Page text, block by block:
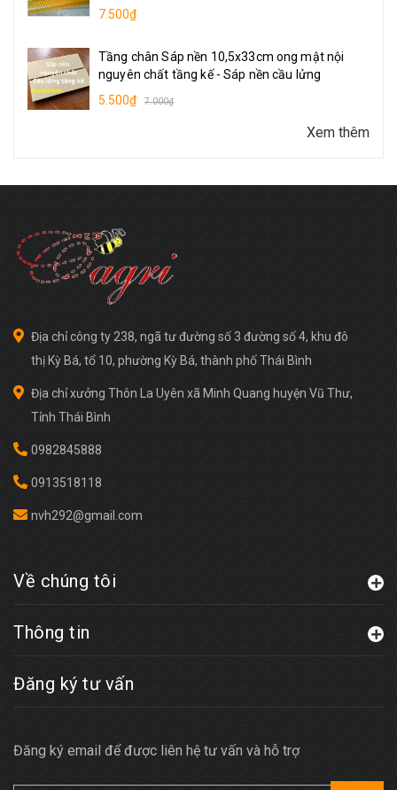
7.500₫
Tầng chân Sáp nền 10,5x33cm ong mật nội
nguyên chất tầng kế - Sáp nền cầu lửng
5.500₫
7.000₫
Xem thêm
Địa chỉ công ty 238, ngã tư đường số 3 đường số 4, khu đô
thị Kỳ Bá, tổ 10, phường Kỳ Bá, thành phố Thái Bình
Địa chỉ xưởng Thôn La Uyên xã Minh Quang huyện Vũ Thư,
Tỉnh Thái Bình
0982845888
0913518118
nvh292@gmail.com
Về chúng tôi
Thông tin
Đăng ký tư vấn
Đăng ký email để được liên hệ tư vấn và hỗ trợ